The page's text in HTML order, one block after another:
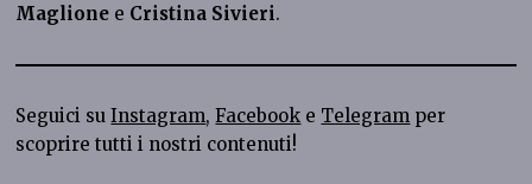
Maglione e Cristina Sivieri.
Seguici suInstagram,Facebook e Telegram per
scoprire tutti i nostri contenuti!